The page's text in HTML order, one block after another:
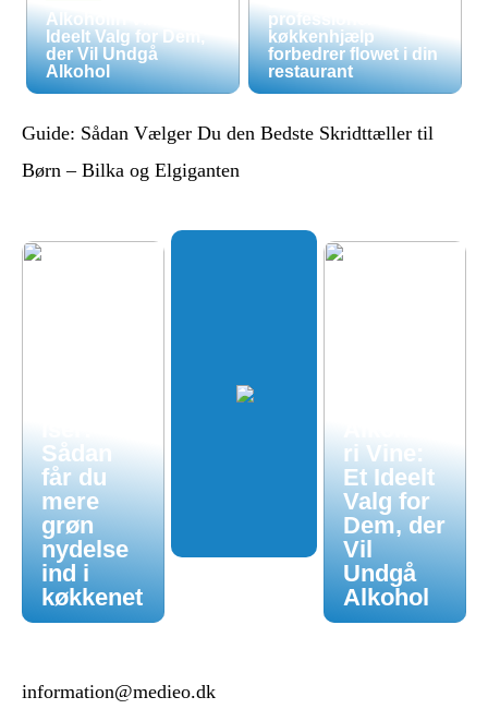
Alkoholfri Vine: Et
Ideelt Valg for Dem,
der Vil Undgå
Alkohol
professionel
køkkenhjælp
forbedrer flowet i din
restaurant
Guide: Sådan Vælger Du den Bedste Skridttæller til
Børn – Bilka og Elgiganten
Sådan
får du
mere
grøn
nydelse
ind i
køkkenet
ri Vine:
Et Ideelt
Valg for
Dem, der
Vil
Undgå
Alkohol
information@medieo.dk